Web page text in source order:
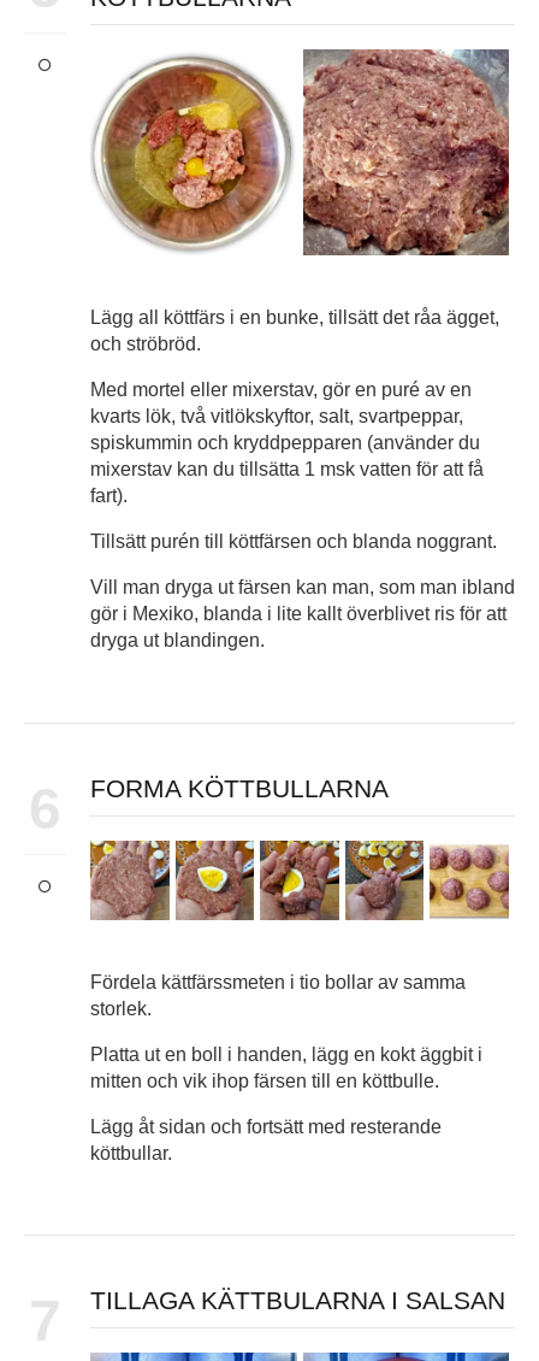
Lägg all köttfärs i en bunke, tillsätt det råa ägget,
och ströbröd.
Med mortel eller mixerstav, gör en puré av en
kvarts lök, två vitlökskyftor, salt, svartpeppar,
spiskummin och kryddpepparen (använder du
mixerstav kan du tillsätta 1 msk vatten för att få
fart).
Tillsätt purén till köttfärsen och blanda noggrant.
Vill man dryga ut färsen kan man, som man ibland
gör i Mexiko, blanda i lite kallt överblivet ris för att
dryga ut blandingen.
6 FORMA KÖTTBULLARNA
Fördela kättfärssmeten i tio bollar av samma
storlek.
Platta ut en boll i handen, lägg en kokt äggbit i
mitten och vik ihop färsen till en köttbulle.
Lägg åt sidan och fortsätt med resterande
köttbullar.
7 TILLAGA KÄTTBULARNA I SALSAN